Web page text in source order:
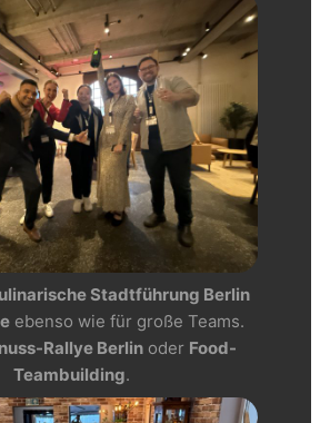
Stadtführung Berlin
ebenso wie für große Teams.
Rallye Berlinoder Food-
Teambuilding.